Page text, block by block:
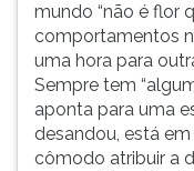
mundo “não é flor
comportamentos
uma hora para
Sempre tem
aponta para uma
desandou, está
cômodo atribuir a